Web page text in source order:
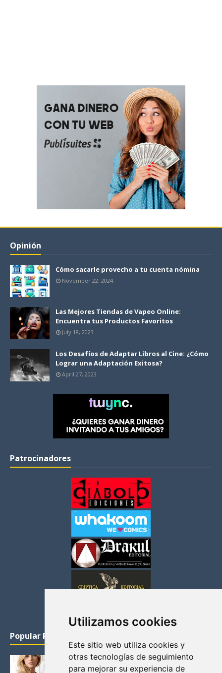
Utilizamos cookies
Este sitio web utiliza cookies y
otras tecnologías de seguimiento
para mejorar su experiencia de
Opinión
Cómo sacarle provecho a tu cuenta nómina
November 22, 2024
Las Mejores Tiendas de Vapeo Online:
Encuentra tus Productos Favoritos
July 18, 2023
Los Desafíos de Adaptar Libros al Cine: ¿Cómo
Lograr una Adaptación Exitosa?
April 27, 2023
Patrocinadores
Popular Posts
KATHERYN WINNICK: LA ACTRIZ MAS GUAPA DE
VIKINGOS